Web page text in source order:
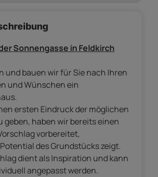
Sonnengasse in Feldkirch
und bauen wir für Sie nach Ihren
und Wünschen ein
ersten Eindruck der möglichen
geben, haben wir bereits einen
vorbereitet,
des Grundstücks zeigt.
dient als Inspiration und kann
angepasst werden.